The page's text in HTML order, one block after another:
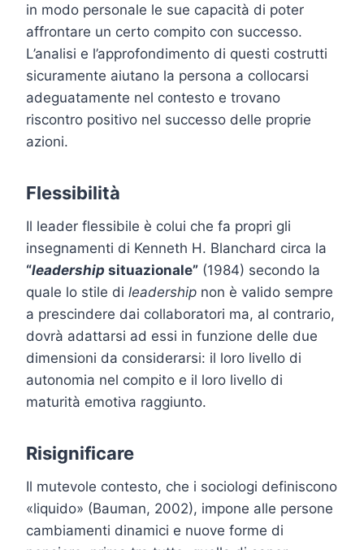
in modo personale le sue capacità di poter
affrontare un certo compito con successo.
L’analisi e l’approfondimento di questi costrutti
sicuramente aiutano la persona a collocarsi
adeguatamente nel contesto e trovano
riscontro positivo nel successo delle proprie
azioni.
Flessibilità
Il leader flessibile è colui che fa propri gli
insegnamenti di Kenneth H. Blanchard circa la
“leadership situazionale” (1984) secondo la
quale lo stile di leadership non è valido sempre
a prescindere dai collaboratori ma, al contrario,
dovrà adattarsi ad essi in funzione delle due
dimensioni da considerarsi: il loro livello di
autonomia nel compito e il loro livello di
maturità emotiva raggiunto.
Risignificare
Il mutevole contesto, che i sociologi definiscono
«liquido» (Bauman, 2002), impone alle persone
cambiamenti dinamici e nuove forme di